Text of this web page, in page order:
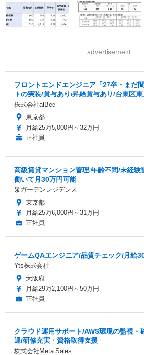
advertisement
フロントエンドエンジニア「27卒・まだ
トの実装/賞与あり/昇給賞与あり/台東区東
株式会社alBee
東京都
月給25万5,000円～32万円
正社員
高級賃貸マンション管理/年齢不問/未経験
働いて月30万円可能
泉ガーデンレジデンス
東京都
月給25万6,000円～31万円
正社員
ゲームQAエンジニア/品質チェック/月給
Yts株式会社
大阪府
月給29万2,100円～50万円
正社員
クラウド運用サポート/AWS環境の監視・
迎/研修充実・資格取得支援
株式会社Meta Sales